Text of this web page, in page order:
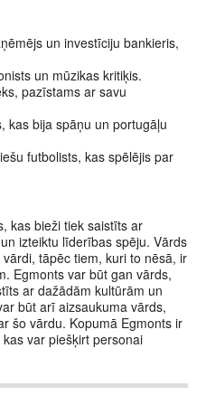
un investīciju bankieris,
un mūzikas kritiķis.
pazīstams ar savu
kas bija spāņu un portugāļu
futbolists, kas spēlējis par
kas bieži tiek saistīts ar
izteiktu līderības spēju. Vārds
tāpēc tiem, kuri to nēsā, ir
Egmonts var būt gan vārds,
ar dažādām kultūrām un
būt arī aizsaukuma vārds,
šo vārdu. Kopumā Egmonts ir
var piešķirt personai